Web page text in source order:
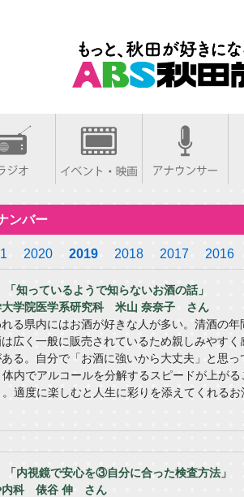
ンバー
2020 2019 2018 2017 2016
「知っているようで知らないお酒の話」
大学院医学系研究科 米山 奈奈子 さん
る県内にはお酒が好きな人が多い。清酒の
広く一般に販売されているため親しみやす
る。自分で「お酒に強いから大丈夫」と思
内でアルコールを分解するスピードが上が
適度に楽しむと人生に彩りを添えてくれる
「内視鏡で安心を③自分に合った検査方法」
内科 俵谷 伸 さん